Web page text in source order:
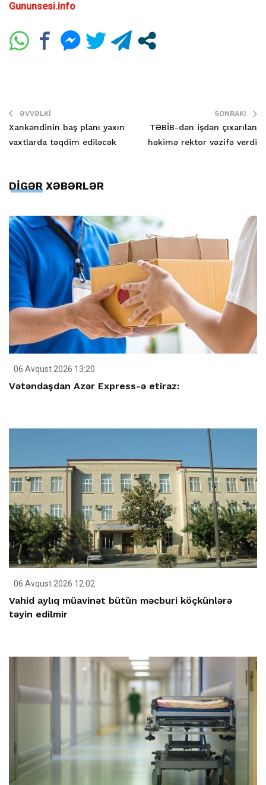
Gununsesi.info
ƏVVƏLKI
Xankəndinin baş planı yaxın
vaxtlarda təqdim ediləcək
SONRAKI
TƏBİB-dən işdən çıxarılan
həkimə rektor vəzifə verdi
DİGƏR XƏBƏRLƏR
06 Avqust 2026 13:20
Vətəndaşdan Azər Express-ə etiraz:
06 Avqust 2026 12:02
Vahid aylıq müavinət bütün məcburi köçkünlərə
təyin edilmir